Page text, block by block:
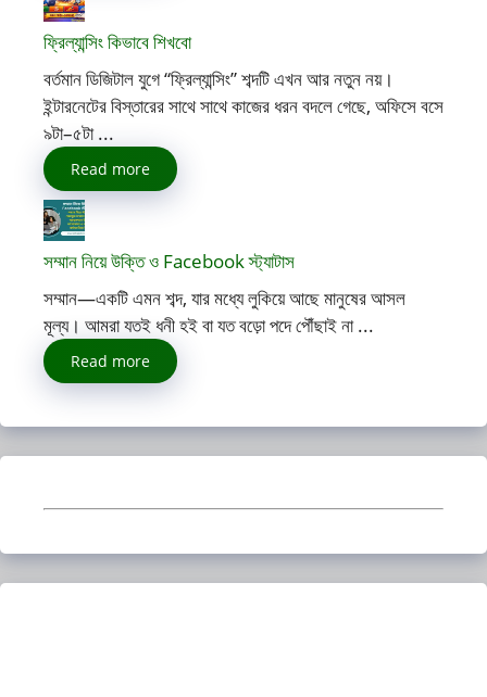
ফ্রিল্যান্সিং কিভাবে শিখবো
বর্তমান ডিজিটাল যুগে “ফ্রিল্যান্সিং” শব্দটি এখন আর নতুন নয়।
ইন্টারনেটের বিস্তারের সাথে সাথে কাজের ধরন বদলে গেছে, অফিসে বসে
৯টা–৫টা ...
Read more
সম্মান নিয়ে উক্তি ও Facebook স্ট্যাটাস
সম্মান—একটি এমন শব্দ, যার মধ্যে লুকিয়ে আছে মানুষের আসল
মূল্য। আমরা যতই ধনী হই বা যত বড়ো পদে পৌঁছাই না ...
Read more